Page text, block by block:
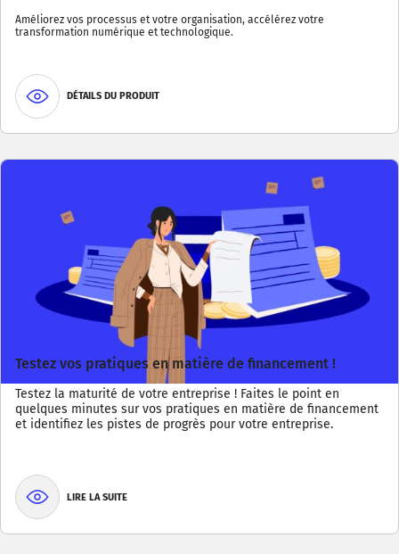
Améliorez vos processus et votre organisation, accélérez votre
transformation numérique et technologique.
DÉTAILS DU PRODUIT
Testez vos pratiques en matière de financement !
Testez la maturité de votre entreprise ! Faites le point en
quelques minutes sur vos pratiques en matière de financement
et identifiez les pistes de progrès pour votre entreprise.
LIRE LA SUITE